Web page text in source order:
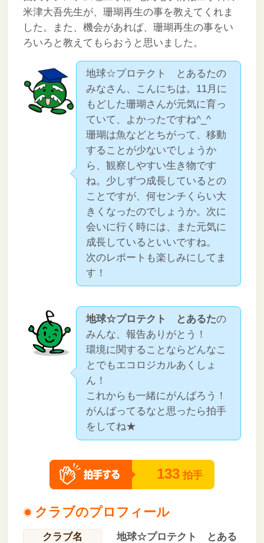
米津大吾先生が、珊瑚再生の事を教えてくれま
した。また、機会があれば、珊瑚再生の事をい
ろいろと教えてもらおうと思いました。
地球☆プロテクト とあるたの
みなさん、こんにちは。11月に
もどした珊瑚さんが元気に育っ
ていて、よかったですね^_^
珊瑚は魚などとちがって、移動
することが少ないでしょうか
ら、観察しやすい生き物です
ね。少しずつ成長しているとの
ことですが、何センチくらい大
きくなったのでしょうか。次に
会いに行く時には、また元気に
成長しているといいですね。
次のレポートも楽しみにしてま
す！
地球☆プロテクト とあるたの
みんな、報告ありがとう！
環境に関することならどんなこ
とでもエコロジカルあくしょ
ん！
これからも一緒にがんばろう！
がんばってるなと思ったら拍手
をしてね★
133 拍手
クラブのプロフィール
クラブ名
地球☆プロテクト とある